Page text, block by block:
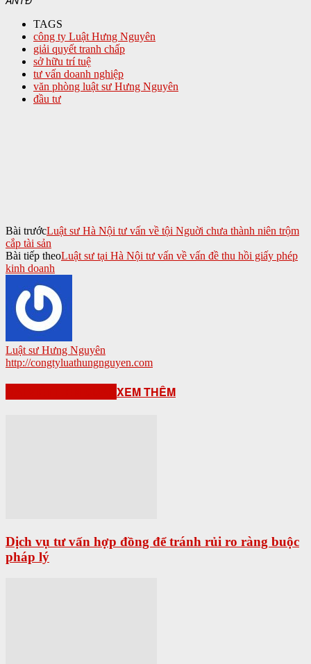
TAGS
công ty Luật Hưng Nguyên
giải quyết tranh chấp
sở hữu trí tuệ
tư vấn doanh nghiệp
văn phòng luật sư Hưng Nguyên
đầu tư
Bài trướcLuật sư Hà Nội tư vấn về tội Nguời chưa thành niên trộm
cắp tài sản
Bài tiếp theoLuật sư tại Hà Nội tư vấn về vấn đề thu hồi giấy phép
kinh doanh
Luật sư Hưng Nguyên
http://congtyluathungnguyen.com
XEM THÊM
Dịch vụ tư vấn hợp đồng để tránh rủi ro ràng buộc
pháp lý